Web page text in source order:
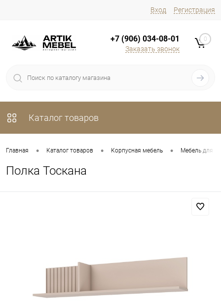
Вход Регистрация
+7 (906) 034-08-01
Заказать звонок
0
Каталог товаров
Главная • Каталог товаров • Корпусная мебель • Мебель для
Полка Тоскана